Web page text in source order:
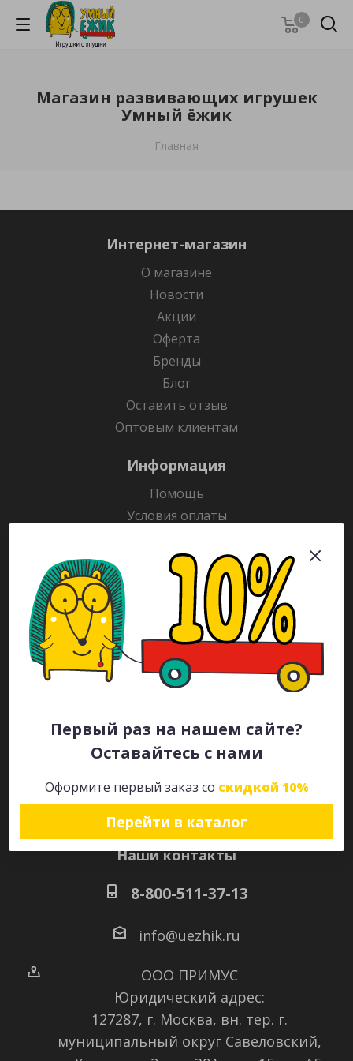
Первый раз на нашем сайте?
Оставайтесь с нами
Оформите первый заказ со скидкой 10%
Перейти в каталог
0
Магазин развивающих игрушек
Умный ёжик
Главная
Интернет-магазин
О магазине
Новости
Акции
Оферта
Бренды
Блог
Оставить отзыв
Оптовым клиентам
Информация
Помощь
Условия оплаты
Гарантия на товар
Раскраски
Рекламодателям
Каталог
Будьте всегда в курсе!
Наши контакты
8-800-511-37-13
info@uezhik.ru
ООО ПРИМУС
Юридический адрес:
127287, г. Москва, вн. тер. г.
муниципальный округ Савеловский,